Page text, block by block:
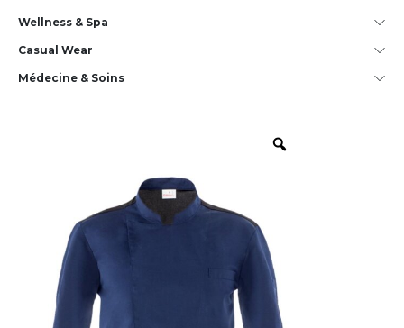
Wellness & Spa
Casual Wear
Médecine & Soins